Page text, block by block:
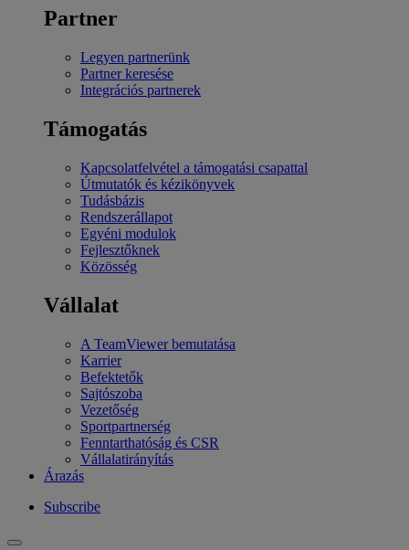
Partner
Legyen partnerünk
Partner keresése
Integrációs partnerek
Támogatás
Kapcsolatfelvétel a támogatási csapattal
Útmutatók és kézikönyvek
Tudásbázis
Rendszerállapot
Egyéni modulok
Fejlesztőknek
Közösség
Vállalat
A TeamViewer bemutatása
Karrier
Befektetők
Sajtószoba
Vezetőség
Sportpartnerség
Fenntarthatóság és CSR
Vállalatirányítás
Árazás
Subscribe